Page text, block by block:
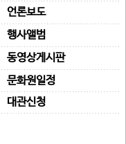
언론보도
행사앨범
동영상게시판
문화원일정
대관신청